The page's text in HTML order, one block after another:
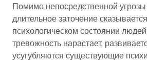
Помимо непосредственной
длительное заточение
психологическом состоянии
тревожность нарастает,
усугубляются существующие